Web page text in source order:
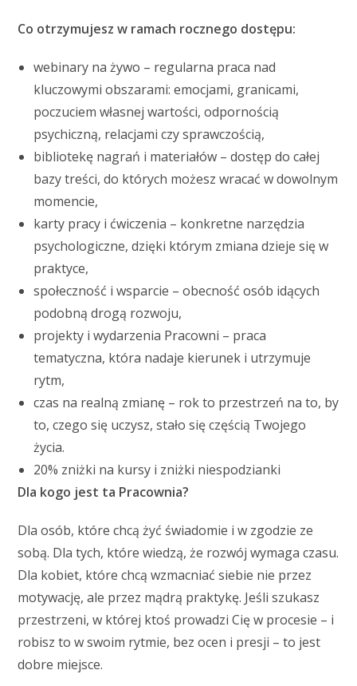
Co otrzymujesz w ramach rocznego dostępu:
webinary na żywo – regularna praca nad
kluczowymi obszarami: emocjami, granicami,
poczuciem własnej wartości, odpornością
psychiczną, relacjami czy sprawczością,
bibliotekę nagrań i materiałów – dostęp do całej
bazy treści, do których możesz wracać w dowolnym
momencie,
karty pracy i ćwiczenia – konkretne narzędzia
psychologiczne, dzięki którym zmiana dzieje się w
praktyce,
społeczność i wsparcie – obecność osób idących
podobną drogą rozwoju,
projekty i wydarzenia Pracowni – praca
tematyczna, która nadaje kierunek i utrzymuje
rytm,
czas na realną zmianę – rok to przestrzeń na to, by
to, czego się uczysz, stało się częścią Twojego
życia.
20% zniżki na kursy i zniżki niespodzianki
Dla kogo jest ta Pracownia?
Dla osób, które chcą żyć świadomie i w zgodzie ze
sobą. Dla tych, które wiedzą, że rozwój wymaga czasu.
Dla kobiet, które chcą wzmacniać siebie nie przez
motywację, ale przez mądrą praktykę. Jeśli szukasz
przestrzeni, w której ktoś prowadzi Cię w procesie – i
robisz to w swoim rytmie, bez ocen i presji – to jest
dobre miejsce.